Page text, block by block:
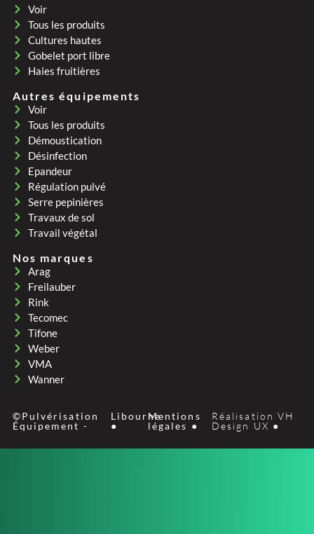
Voir
Tous les produits
Cultures hautes
Gobelet port libre
Haies fruitières
Autres équipements
Voir
Tous les produits
Démoustication
Désinfection
Epandeur
Régulation pulvé
Serre pepinières
Travaux de sol
Travail végétal
Nos marques
Arag
Freilauber
Rink
Tecomec
Tifone
Weber
VMA
Wanner
©Pulvérisation
Équipement -
Libourne
●
Mentions
légales ●
Réalisation VH
Design UX ●